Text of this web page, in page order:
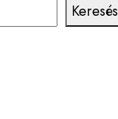
Keresés